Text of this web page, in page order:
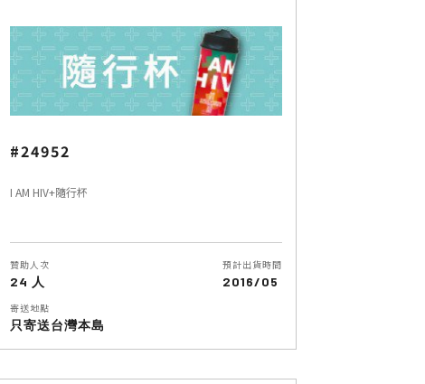
#24952
I AM HIV+隨行杯
贊助人次
24 人
預計出貨時間
2016/05
寄送地點
只寄送台灣本島